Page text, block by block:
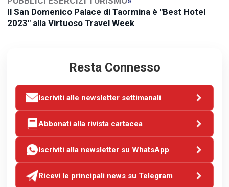
Il San Domenico Palace di Taormina è "Best Hotel
2023" alla Virtuoso Travel Week
Resta Connesso
Iscriviti alle newsletter settimanali
Abbonati alla rivista cartacea
Iscriviti alla newsletter su WhatsApp
Ricevi le principali news su Telegram